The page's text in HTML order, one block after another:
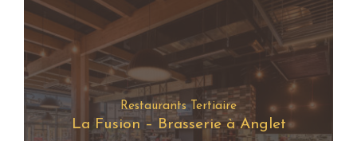
Restaurants Tertiaire
La Fusion – Brasserie à Anglet